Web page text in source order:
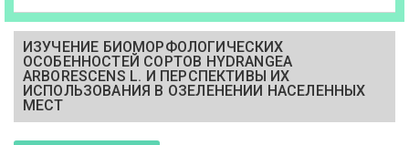
ИЗУЧЕНИЕ БИОМОРФОЛОГИЧЕСКИХ
ОСОБЕННОСТЕЙ СОРТОВ HYDRANGEA
ARBORESCENS L. И ПЕРСПЕКТИВЫ ИХ
ИСПОЛЬЗОВАНИЯ В ОЗЕЛЕНЕНИИ НАСЕЛЕННЫХ
МЕСТ